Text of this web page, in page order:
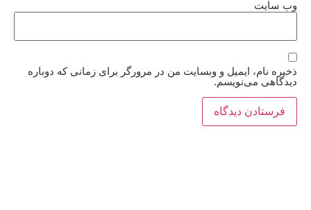
وب‌ سایت
ذخیره نام، ایمیل و وبسایت من در مرورگر برای زمانی که دوباره
دیدگاهی می‌نویسم.